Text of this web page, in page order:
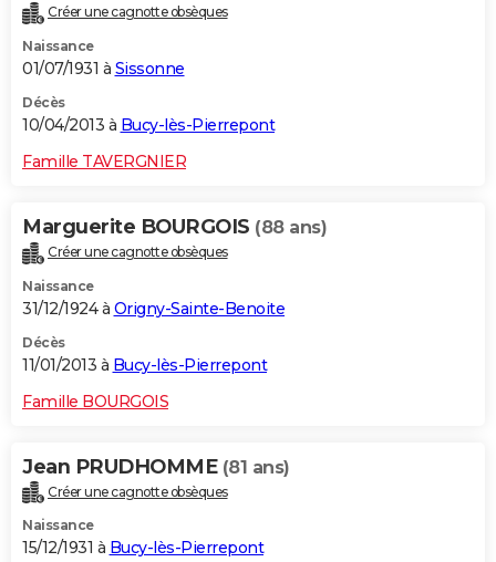
Créer une cagnotte obsèques
Naissance
01/07/1931 à Sissonne
Décès
10/04/2013 à Bucy-lès-Pierrepont
Famille TAVERGNIER
Marguerite BOURGOIS (88 ans)
Créer une cagnotte obsèques
Naissance
31/12/1924 à Origny-Sainte-Benoite
Décès
11/01/2013 à Bucy-lès-Pierrepont
Famille BOURGOIS
Jean PRUDHOMME (81 ans)
Créer une cagnotte obsèques
Naissance
15/12/1931 à Bucy-lès-Pierrepont